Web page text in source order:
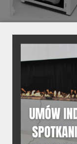
DANE
Dane
DANE